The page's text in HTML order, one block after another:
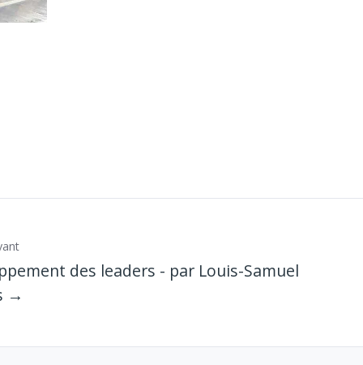
des leaders - par Louis-Samuel
→